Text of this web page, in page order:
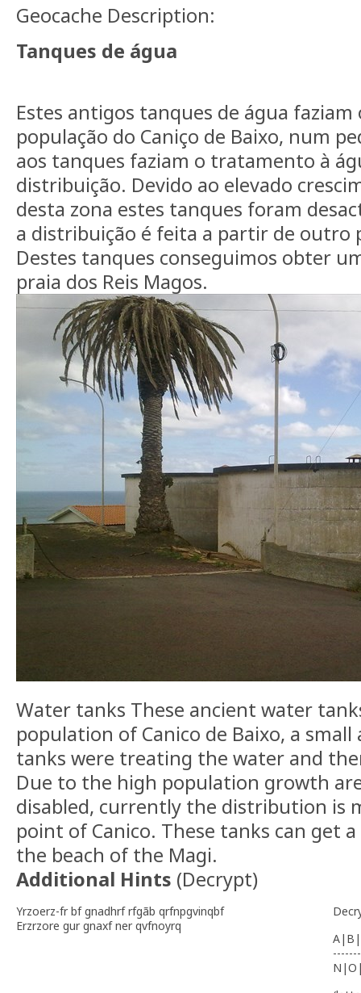
Geocache Description:
Tanques de água
Estes antigos tanques de água
população do Caniço de Baixo, num
aos tanques faziam o tratamento à
distribuição. Devido ao elevado
desta zona estes tanques foram
a distribuição é feita a partir de outro
Destes tanques conseguimos obter
praia dos Reis Magos.
Water tanks These ancient water
population of Canico de Baixo, a
tanks were treating the water and
Due to the high population growth
disabled, currently the distribution is
point of Canico. These tanks can get
the beach of the Magi.
Additional Hints (Decrypt)
Yrzoerz-fr bf gnadhrf rfgãb qrfnpgvinqbf
Erzrzore gur gnaxf ner qvfnoyrq